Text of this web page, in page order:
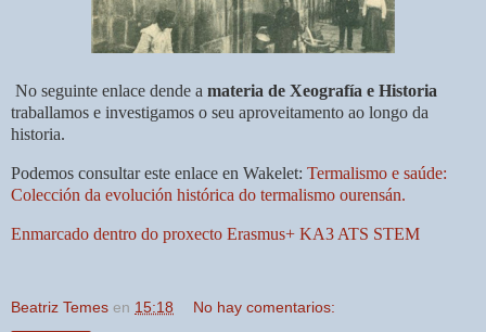
No seguinte enlace dende a materia de Xeografía e Historia
traballamos e investigamos o seu aproveitamento ao longo da
historia.
Podemos consultar este enlace en Wakelet: Termalismo e saúde:
Colección da evolución histórica do termalismo ourensán.
Enmarcado dentro do proxecto Erasmus+ KA3 ATS STEM
Beatriz Temes en 15:18 No hay comentarios: